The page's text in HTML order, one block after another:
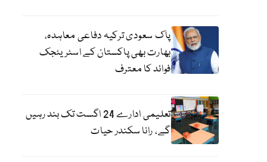
پاک سعودی ترکیہ دفاعی معاہدہ،
بھارت بھی پاکستان کے اسٹریٹجک
فوائد کا معترف
تعلیمی ادارے 24 اگست تک بند رہیں
گے، رانا سکندر حیات